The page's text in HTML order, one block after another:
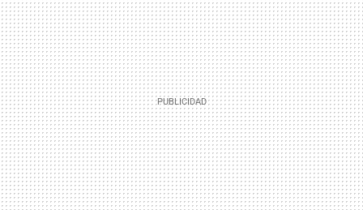
MAIL